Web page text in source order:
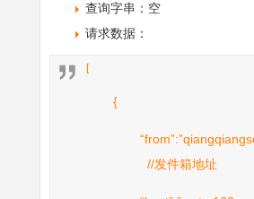
查询字串：空
请求数据：
[
{
//发件箱地址